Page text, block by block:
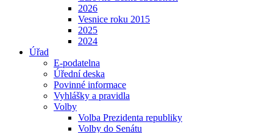
2026
Vesnice roku 2015
2025
2024
Úřad
E-podatelna
Úřední deska
Povinné informace
Vyhlášky a pravidla
Volby
Volba Prezidenta republiky
Volby do Senátu